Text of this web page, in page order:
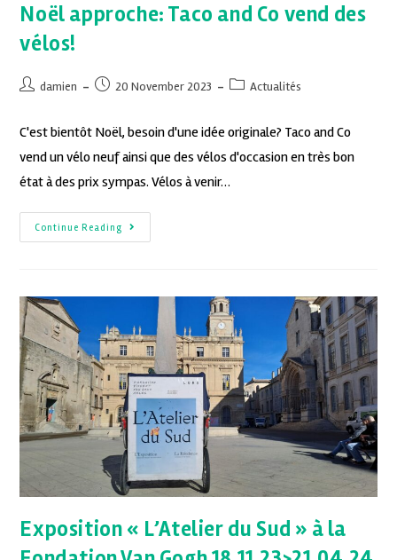
Noël approche: Taco and Co vend des
vélos!
damien 20 November 2023 Actualités
C'est bientôt Noël, besoin d'une idée originale? Taco and Co
vend un vélo neuf ainsi que des vélos d'occasion en très bon
état à des prix sympas. Vélos à venir…
Continue Reading
Exposition « L’Atelier du Sud » à la